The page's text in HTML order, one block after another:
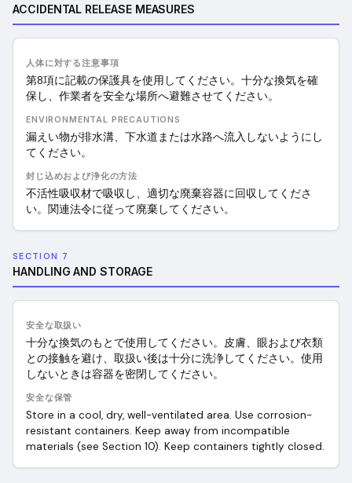
ACCIDENTAL RELEASE MEASURES
人体に対する注意事項
第8項に記載の保護具を使用してください。十分な換気を確
保し、作業者を安全な場所へ避難させてください。
ENVIRONMENTAL PRECAUTIONS
漏えい物が排水溝、下水道または水路へ流入しないようにし
てください。
封じ込めおよび浄化の方法
不活性吸収材で吸収し、適切な廃棄容器に回収してくださ
い。関連法令に従って廃棄してください。
SECTION 7
HANDLING AND STORAGE
安全な取扱い
十分な換気のもとで使用してください。皮膚、眼および衣類
との接触を避け、取扱い後は十分に洗浄してください。使用
しないときは容器を密閉してください。
安全な保管
Store in a cool, dry, well-ventilated area. Use corrosion-
resistant containers. Keep away from incompatible
materials (see Section 10). Keep containers tightly closed.